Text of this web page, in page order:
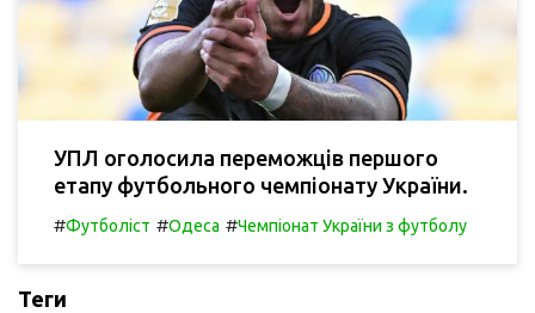
УПЛ оголосила переможців першого
етапу футбольного чемпіонату України.
#Футболіст #Одеса #Чемпіонат України з футболу
Теги